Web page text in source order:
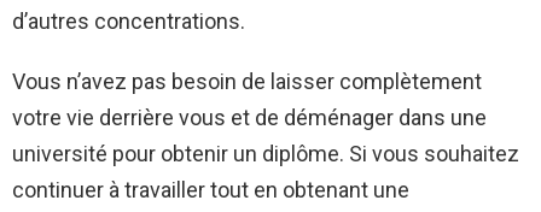
d’autres concentrations.
Vous n’avez pas besoin de laisser complètement
votre vie derrière vous et de déménager dans une
université pour obtenir un diplôme. Si vous souhaitez
continuer à travailler tout en obtenant une